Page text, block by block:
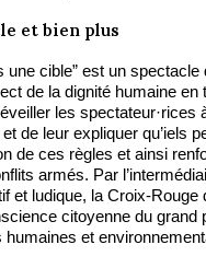
et bien plus
une cible” est un
de la dignité humaine en
les spectateur·rices
de leur expliquer qu’iels
de ces règles et ainsi
armés. Par
et ludique, la Croix-Rouge
citoyenne du grand
humaines et